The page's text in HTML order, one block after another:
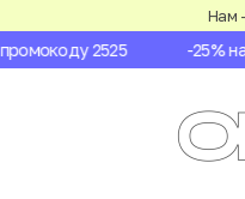
Нам
2525 -25% на